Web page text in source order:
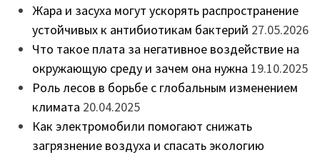
Жара и засуха могут ускорять распространение
устойчивых к антибиотикам бактерий 27.05.2026
Что такое плата за негативное воздействие на
окружающую среду и зачем она нужна 19.10.2025
Роль лесов в борьбе с глобальным изменением
климата 20.04.2025
Как электромобили помогают снижать
загрязнение воздуха и спасать экологию